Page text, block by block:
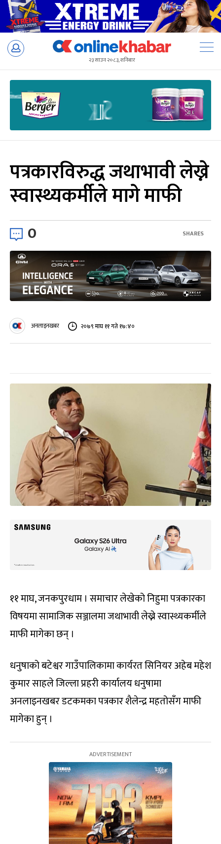
Skip
२३ साउन २०८३, शनिबार
पत्रकारविरुद्ध जथाभावी लेख्ने
स्वास्थ्यकर्मीले मागे माफी
0 SHARES
अनलाइनखबर २०७९ माघ ११ गते १७:४०
११ माघ, जनकपुरधाम । समाचार लेखेको निहुमा पत्रकारका
विषयमा सामाजिक सञ्जालमा जथाभावी लेख्ने स्वास्थ्यकर्मीले
माफी मागेका छन् ।
धनुषाको बटेश्वर गाउँपालिकामा कार्यरत सिनियर अहेब महेश
कुमार साहले जिल्ला प्रहरी कार्यालय धनुषामा
अनलाइनखबर डटकमका पत्रकार शैलेन्द्र महतोसँग माफी
मागेका हुन् ।